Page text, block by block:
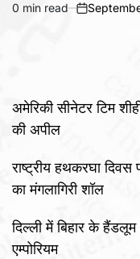
Estimated
0 min read
on
अमेरिकी सीनेटर टिम
की अपील
राष्ट्रीय हथकरघा दिवस
का मंगलागिरी शॉल
दिल्ली में बिहार के
एम्पोरियम